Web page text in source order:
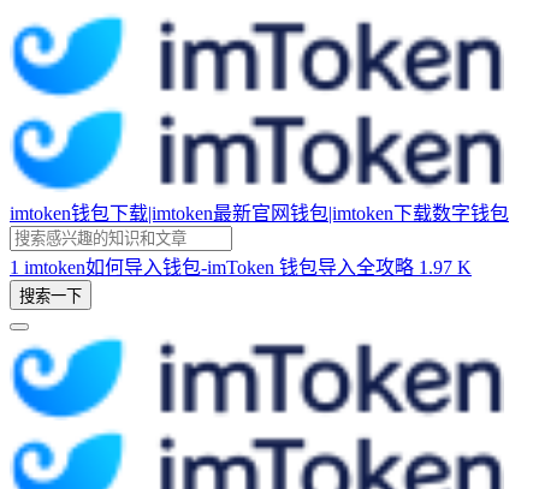
imtoken钱包下载|imtoken最新官网钱包|imtoken下载数字钱包
1 imtoken如何导入钱包-imToken 钱包导入全攻略 1.97 K
搜索一下